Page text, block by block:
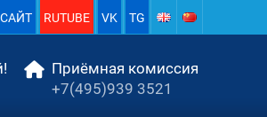
RUTUBE VK TG
Приёмная комиссия
+7(495)939 3521